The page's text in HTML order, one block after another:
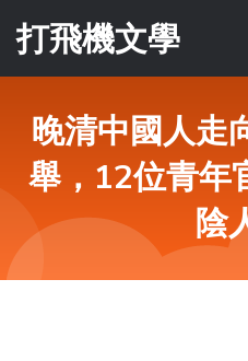
打飛機文學
晚清中國人走
舉，12位青年
陰